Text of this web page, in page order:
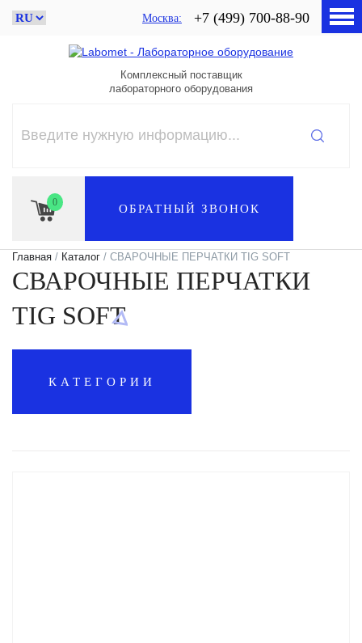
Москва +7 (499) 700-88-90
Комплексный поставщик
лабораторного оборудования
0 ОБРАТНЫЙ ЗВОНОК
Главная / Каталог / СВАРОЧНЫЕ ПЕРЧАТКИ TIG SOFT
СВАРОЧНЫЕ ПЕРЧАТКИ
TIG SOFT
КАТЕГОРИИ